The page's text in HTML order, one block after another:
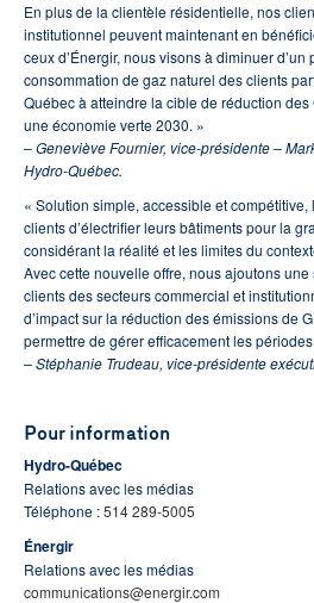
En plus de la clientèle résidentielle, nos
institutionnel peuvent maintenant en
ceux d’Énergir, nous visons à diminuer d’un
consommation de gaz naturel des clients
Québec à atteindre la cible de réduction
une économie verte 2030. »
– Geneviève Fournier, vice-présidente –
Hydro-Québec.
« Solution simple, accessible et
clients d’électrifier leurs bâtiments pour la
considérant la réalité et les limites du
Avec cette nouvelle offre, nous ajoutons
clients des secteurs commercial et
d’impact sur la réduction des émissions de
permettre de gérer efficacement les
– Stéphanie Trudeau, vice-présidente
Pour information
Hydro-Québec
Relations avec les médias
Téléphone :514 289-5005
Énergir
Relations avec les médias
communications@energir.com